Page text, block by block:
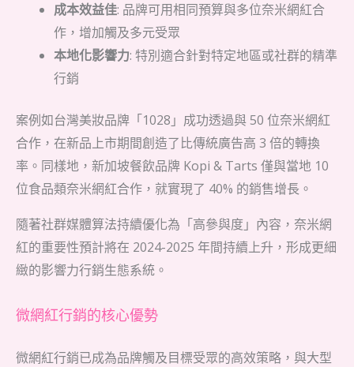
成本效益佳: 品牌可用相同預算與多位奈米網紅合
作，增加觸及多元受眾
本地化影響力: 特別適合針對特定地區或社群的精準
行銷
案例如台灣美妝品牌「1028」成功透過與 50 位奈米網紅
合作，在新品上市期間創造了比傳統廣告高 3 倍的轉換
率。同樣地，新加坡餐飲品牌 Kopi & Tarts 僅與當地 10
位食品類奈米網紅合作，就實現了 40% 的銷售增長。
隨著社群媒體算法持續優化為「高參與度」內容，奈米網
紅的重要性預計將在 2024-2025 年間持續上升，形成更細
緻的影響力行銷生態系統。
微網紅行銷的核心優勢
微網紅行銷已成為品牌觸及目標受眾的高效策略，與大型